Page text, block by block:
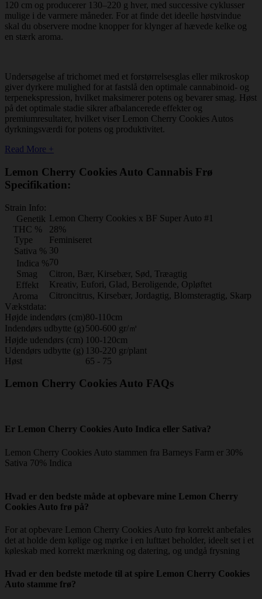
120 cm og producerer 130–220 g hver, med successive cyklusser
mulige i de varmere måneder. For at finde det ideelle høstvindue
skal du observere modne knopper for klynger af hævede kelke og
en stærk aroma.
Undersøgelse af trichomet med et forstørrelsesglas eller mikroskop
giver dyrkere mulighed for at fastslå den optimale cannabinoid- og
terpenekspression, hvilket maksimerer potens og bevarer smag. Høst
på det optimale stadie sikrer afbalancerede effekter og
premiumresultater, hvilket viser Lemon Cherry Cookies Autos
dyrkningsværdi for potens og produktivitet.
Read More +
Lemon Cherry Cookies Auto Cannabis Frø
Specifikation:
Strain Info:
Genetik Lemon Cherry Cookies x BF Super Auto #1
THC %
28%
Type
Feminiseret
Sativa % 30
Indica %70
Smag
Citron, Bær, Kirsebær, Sød, Træagtig
Effekt
Kreativ, Eufori, Glad, Beroligende, Opløftet
Aroma
Citroncitrus, Kirsebær, Jordagtig, Blomsteragtig, Skarp
Vækstdata:
Højde indendørs (cm)80-110cm
Indendørs udbytte (g) 500-600 gr/㎡
Højde udendørs (cm) 100-120cm
Udendørs udbytte (g) 130-220 gr/plant
Høst
65 - 75
Lemon Cherry Cookies Auto FAQs
Er Lemon Cherry Cookies Auto Indica eller Sativa?
Lemon Cherry Cookies Auto stammen fra Barneys Farm er 30%
Sativa 70% Indica
Hvad er den bedste måde at opbevare mine Lemon Cherry
Cookies Auto frø på?
For at opbevare Lemon Cherry Cookies Auto frø korrekt anbefales
det at holde dem kølige og mørke i en lufttæt beholder, ideelt set i et
køleskab med korrekt mærkning og datering, og undgå frysning
Hvad er den bedste metode til at spire Lemon Cherry Cookies
Auto stamme frø?